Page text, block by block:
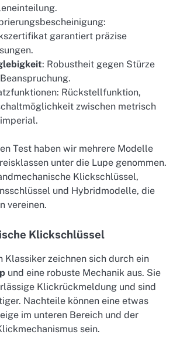
garantiert präzise
: Robustheit gegen Stürze
Rückstellfunktion,
zwischen metrisch
Test haben wir mehrere Modelle
unter die Lupe genommen.
Klickschlüssel,
und Hybridmodelle, die
vereinen.
Klickschlüssel
Klassiker zeichnen sich durch ein
und eine robuste Mechanik aus. Sie
Klickrückmeldung und sind
Nachteile können eine etwas
im unteren Bereich und der
sein.